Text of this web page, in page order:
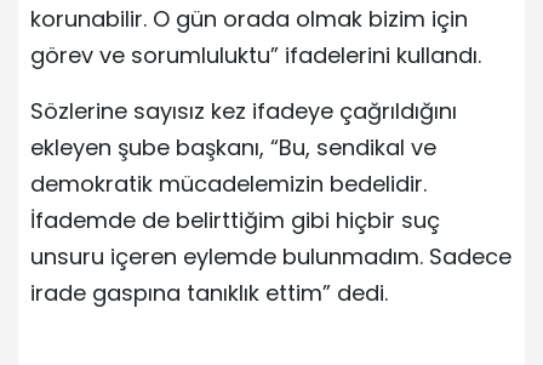
korunabilir. O gün orada olmak bizim için
görev ve sorumluluktu” ifadelerini kullandı.
Sözlerine sayısız kez ifadeye çağrıldığını
ekleyen şube başkanı, “Bu, sendikal ve
demokratik mücadelemizin bedelidir.
İfademde de belirttiğim gibi hiçbir suç
unsuru içeren eylemde bulunmadım. Sadece
irade gaspına tanıklık ettim” dedi.